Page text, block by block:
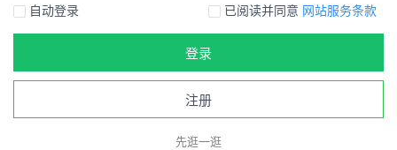
自动登录
已阅读并同意 网站服务条款
登录
注册
先逛一逛